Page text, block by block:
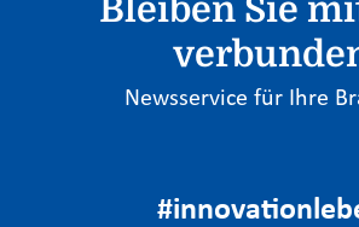
Bleiben Sie
Newsservice für Ihre